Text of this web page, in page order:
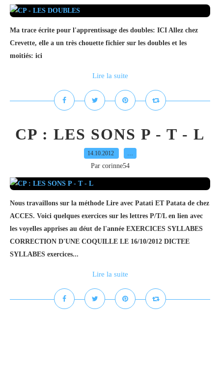
Ma trace écrite pour l'apprentissage des doubles: ICI Allez chez
Crevette, elle a un très chouette fichier sur les doubles et les
moitiés: ici
Lire la suite
CP : LES SONS P - T - L
14.10.2012 …
Par corinne54
Nous travaillons sur la méthode Lire avec Patati ET Patata de chez
ACCES. Voici quelques exercices sur les lettres P/T/L en lien avec
les voyelles apprises au déut de l'année EXERCICES SYLLABES
CORRECTION D'UNE COQUILLE LE 16/10/2012 DICTEE
SYLLABES exercices...
Lire la suite